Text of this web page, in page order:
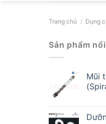
Trang chủ / Dụng
Sản phẩm
Mũi